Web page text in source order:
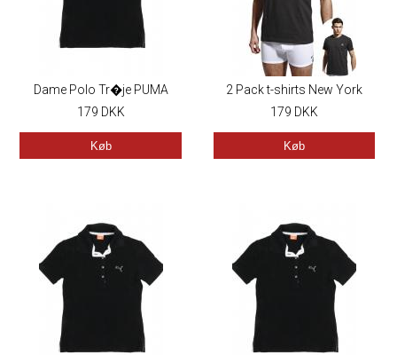
Dame Polo Tr�je PUMA
179 DKK
Køb
2 Pack t-shirts New York
Yankees
179 DKK
Køb